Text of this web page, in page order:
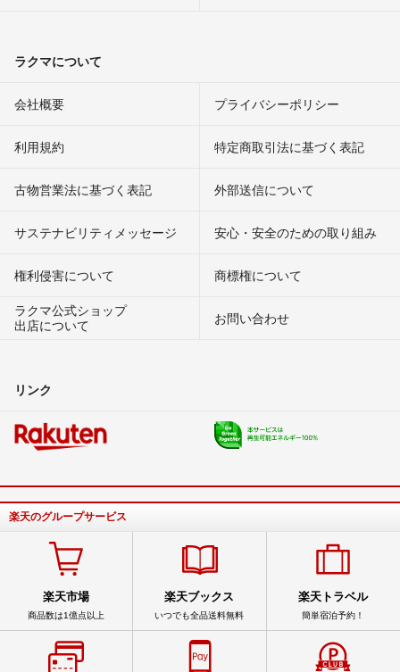
ラクマについて
会社概要 プライバシーポリシー
利用規約 特定商取引法に基づく表記
古物営業法に基づく表記 外部送信について
サステナビリティメッセージ 安心・安全のための取り組み
権利侵害について
商標権について
ラクマ公式ショップ
出店について
お問い合わせ
リンク
楽天のグループサービス
楽天市場
商品数は1億点以上
楽天ブックス
いつでも全品送料無料
楽天トラベル
簡単宿泊予約！